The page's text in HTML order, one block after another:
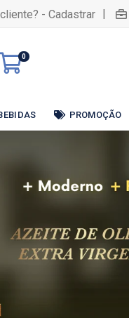
- Cadastrar |
0
PROMOÇÃO